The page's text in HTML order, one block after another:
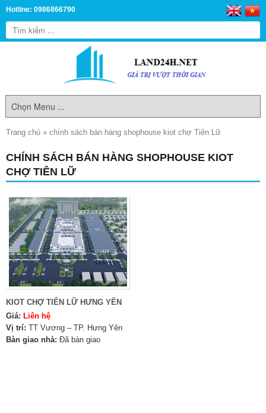
Hotline: 0986866790
Trang chủ » chính sách bán hàng shophouse kiot chợ Tiên Lữ
CHÍNH SÁCH BÁN HÀNG SHOPHOUSE KIOT
CHỢ TIÊN LỮ
KIOT CHỢ TIÊN LỮ HƯNG YÊN
Giá: Liên hệ
Vị trí: TT Vương – TP. Hưng Yên
Bàn giao nhà: Đã bàn giao